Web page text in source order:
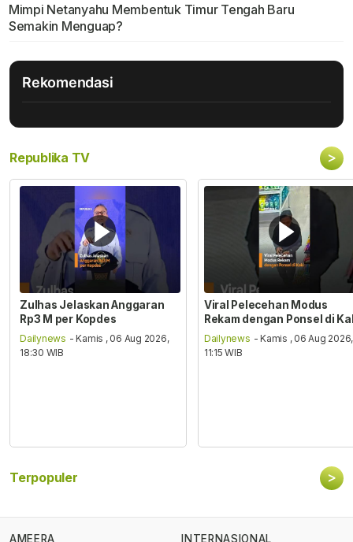
Mimpi Netanyahu Membentuk Timur Tengah Baru
Semakin Menguap?
Rekomendasi
Republika TV >
Zulhas Jelaskan Anggaran
Rp3 M per Kopdes
Dailynews - Kamis , 06 Aug 2026,
18:30 WIB
Viral Pelecehan Modus
Rekam dengan Ponsel di
Dailynews - Kamis , 06 Aug 2026,
11:15 WIB
Terpopuler >
AMEERA INTERNASIONAL